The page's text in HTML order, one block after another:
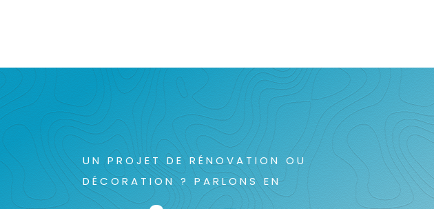
UN PROJET DE RÉNOVATION OU
DÉCORATION ? PARLONS EN